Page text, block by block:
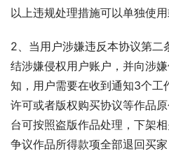
以上违规处理措施可以单独使用
2、当用户涉嫌违反本协议第
结涉嫌侵权用户账户，并向涉
知，用户需要在收到通知3个工
许可或者版权购买协议等作品
台可按照盗版作品处理，下架
争议作品所得款项全部退回买